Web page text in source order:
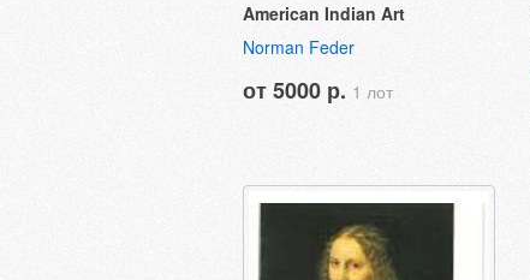
American Indian Art
Norman Feder
от 5000 р. 1 лот